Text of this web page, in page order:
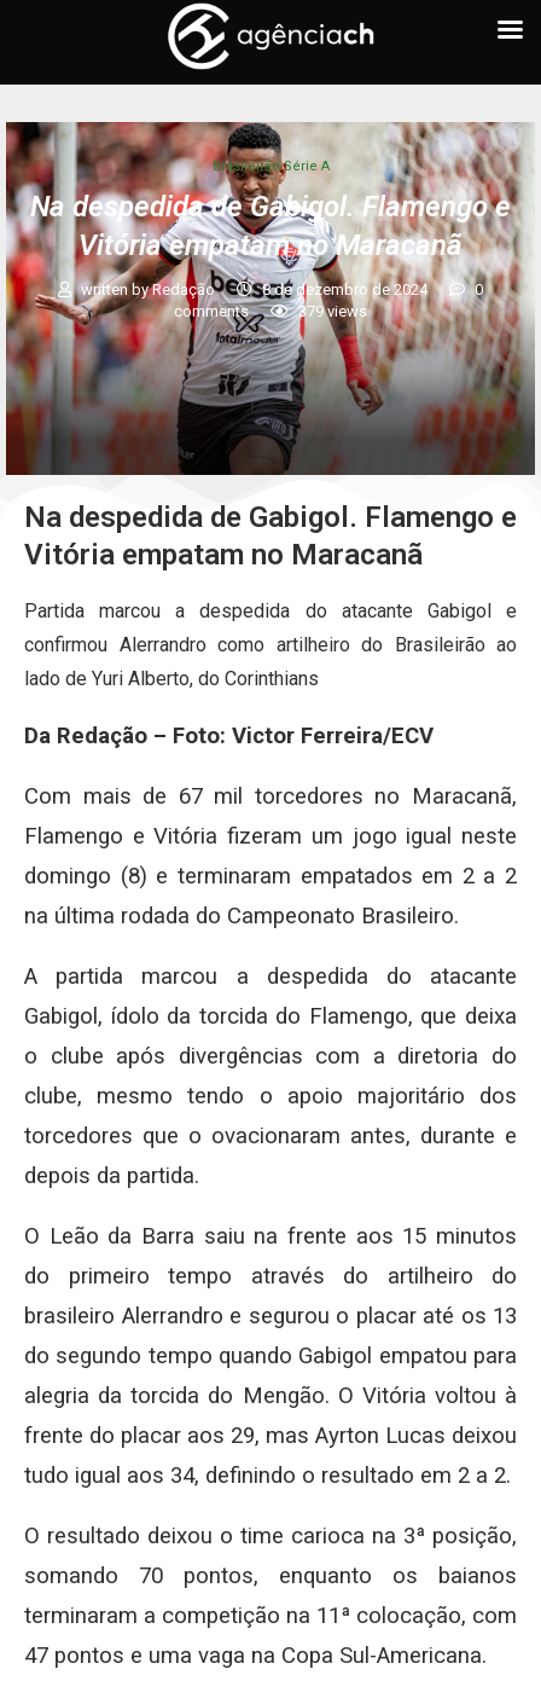
Brasileirão Série A
Na despedida de Gabigol. Flamengo e
Vitória empatam no Maracanã
written byRedação 8 de dezembro de 2024
0
comments
379views
Na despedida de Gabigol. Flamengo e
Vitória empatam no Maracanã
Partida marcou a despedida do atacante Gabigol e
confirmou Alerrandro como artilheiro do Brasileirão ao
lado de Yuri Alberto, do Corinthians
Da Redação – Foto: Victor Ferreira/ECV
Com mais de 67 mil torcedores no Maracanã,
Flamengo e Vitória fizeram um jogo igual neste
domingo (8) e terminaram empatados em 2 a 2
na última rodada do Campeonato Brasileiro.
A partida marcou a despedida do atacante
Gabigol, ídolo da torcida do Flamengo, que deixa
o clube após divergências com a diretoria do
clube, mesmo tendo o apoio majoritário dos
torcedores que o ovacionaram antes, durante e
depois da partida.
O Leão da Barra saiu na frente aos 15 minutos
do primeiro tempo através do artilheiro do
brasileiro Alerrandro e segurou o placar até os 13
do segundo tempo quando Gabigol empatou para
alegria da torcida do Mengão. O Vitória voltou à
frente do placar aos 29, mas Ayrton Lucas deixou
tudo igual aos 34, definindo o resultado em 2 a 2.
O resultado deixou o time carioca na 3ª posição,
somando 70 pontos, enquanto os baianos
terminaram a competição na 11ª colocação, com
47 pontos e uma vaga na Copa Sul-Americana.